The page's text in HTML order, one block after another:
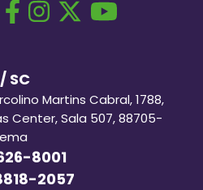
SC
Martins Cabral, 1788,
Center, Sala 507, 88705-
8001
2057